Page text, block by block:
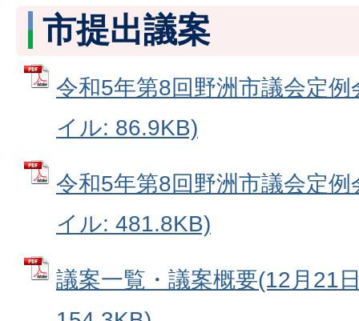
市提出議案
令和5年第8回野洲市議会定
イル: 86.9KB)
令和5年第8回野洲市議会定
イル: 481.8KB)
議案一覧・議案概要(12月21